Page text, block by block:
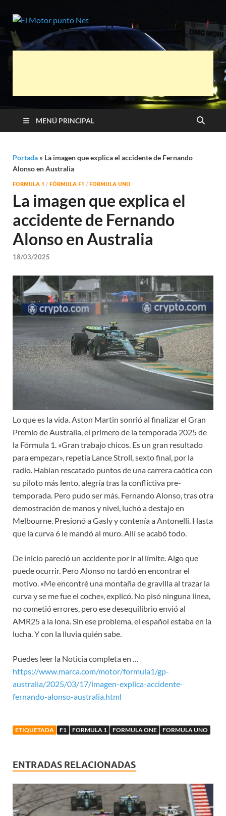
El Motor
punto Net
Información sobre novedades y pruebas
de Automóviles
MENÚ PRINCIPAL
Portada » La imagen que explica el accidente de Fernando
Alonso en Australia
FORMULA 1 / FÓRMULA F1 / FORMULA UNO
La imagen que explica el
accidente de Fernando
Alonso en Australia
18/03/2025
Lo que es la vida. Aston Martin sonrió al finalizar el Gran
Premio de Australia, el primero de la temporada 2025 de
la Fórmula 1. «Gran trabajo chicos. Es un gran resultado
para empezar», repetía Lance Stroll, sexto final, por la
radio. Habían rescatado puntos de una carrera caótica con
su piloto más lento, alegría tras la conflictiva pre-
temporada. Pero pudo ser más. Fernando Alonso, tras otra
demostración de manos y nivel, luchó a destajo en
Melbourne. Presionó a Gasly y contenía a Antonelli. Hasta
que la curva 6 le mandó al muro. Allí se acabó todo.
De inicio pareció un accidente por ir al límite. Algo que
puede ocurrir. Pero Alonso no tardó en encontrar el
motivo. «Me encontré una montaña de gravilla al trazar la
curva y se me fue el coche», explicó. No pisó ninguna línea,
no cometió errores, pero ese desequilibrio envió al
AMR25 a la lona. Sin ese problema, el español estaba en la
lucha. Y con la lluvia quién sabe.
Puedes leer la Noticia completa en …
https://www.marca.com/motor/formula1/gp-
australia/2025/03/17/imagen-explica-accidente-
fernando-alonso-australia.html
ETIQUETADA F1 FORMULA 1 FORMULA ONE FORMULA UNO
ENTRADAS RELACIONADAS